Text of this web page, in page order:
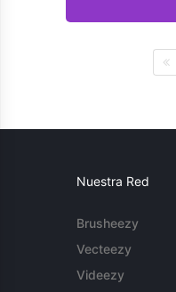
Nuestra Red
Brusheezy
Vecteezy
Videezy